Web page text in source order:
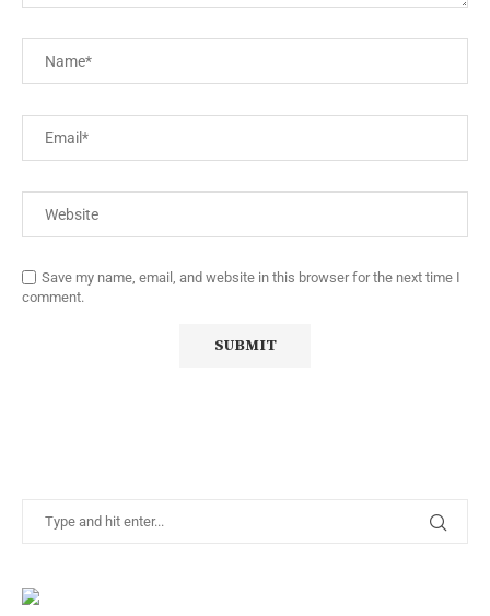
Save my name, email, and website in this browser for the next time I
comment.